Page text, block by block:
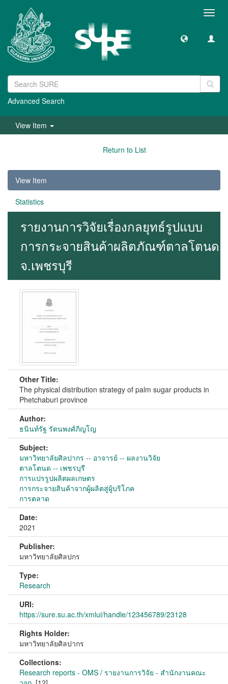
Advanced Search
View Item
Return to List
View Item
Statistics
รายงานการวิจัยเรื่องกลยุทธ์รูปแบบ
การกระจายสินค้าผลิตภัณฑ์ตาลโตนด
จ.เพชรบุรี
Other Title:
The physical distribution strategy of palm sugar products in
Phetchaburi province
Author:
ธนินท์รัฐ รัตนพงศ์ภิญโญ
Subject:
มหาวิทยาลัยศิลปากร -- อาจารย์ -- ผลงานวิจัย
ตาลโตนด -- เพชรบุรี
การแปรรูปผลิตผลเกษตร
การกระจายสินค้าจากผู้ผลิตสู่ผู้บริโภค
การตลาด
Date:
2021
Publisher:
มหาวิทยาลัยศิลปกร
Type:
Research
URI:
https://sure.su.ac.th/xmlui/handle/123456789/23128
Rights Holder:
มหาวิทยาลัยศิลปากร
Collections:
Research reports - OMS / รายงานการวิจัย - สำนักงานคณะ